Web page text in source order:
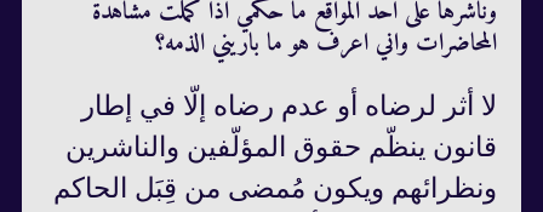
وناشرها على احد المواقع ما حكمي اذا كملت مشاهدة
المحاضرات واني اعرف هو ما باريني الذمه؟
لا أثر لرضاه أو عدم رضاه إلّا في إطار
قانون ينظّم حقوق المؤلّفين والناشرين
ونظرائهم ويكون مُمضى من قِبَل الحاكم